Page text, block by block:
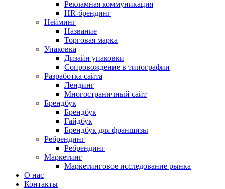
Рекламная коммуникация
HR-брендинг
Нейминг
Название
Торговая марка
Упаковка
Дизайн упаковки
Сопровождение в типографии
Разработка сайта
Лендинг
Многостраничный сайт
Брендбук
Брендбук
Гайдбук
Брендбук для франшизы
Ребрендинг
Ребрендинг
Маркетинг
Маркетинговое исследование рынка
О нас
Контакты